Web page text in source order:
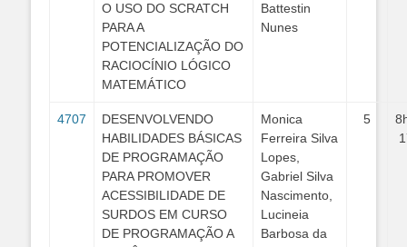
O USO DO SCRATCH
PARA A
POTENCIALIZAÇÃO DO
RACIOCÍNIO LÓGICO
MATEMÁTICO
Battestin
Nunes
4707
DESENVOLVENDO
HABILIDADES BÁSICAS
DE PROGRAMAÇÃO
PARA PROMOVER
ACESSIBILIDADE DE
SURDOS EM CURSO
DE PROGRAMAÇÃO A
Monica
Ferreira Silva
Lopes,
Gabriel Silva
Nascimento,
Lucineia
Barbosa da
5